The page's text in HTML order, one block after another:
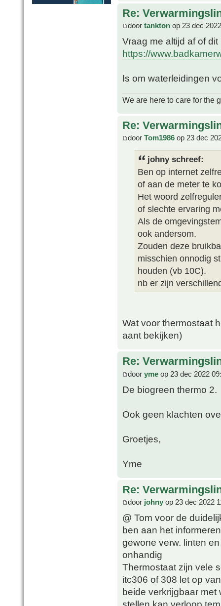
Re:
door tankton op 23 dec
Vraag me altijd af of
https://
Is om waterleidingen
We are here to care for the
Re:
door Tom1986 op 23 dec
johny schreef:
Ben op internet
of aan de meter te
Het woord
of slechte ervaring
Als de
ook andersom.
Zouden deze
misschien onnodig
houden (vb 10C).
nb er zijn
Wat voor thermostaat
aant bekijken)
Re:
door yme op 23 dec 2022
De biogreen thermo 2.
Ook geen klachten
Groetjes,
Yme
Re:
door johny op 23 dec 2022
@ Tom voor de
ben aan het
gewone verw. linten
onhandig
Thermostaat zijn vele
itc306 of 308 let op
beide verkrijgbaar met